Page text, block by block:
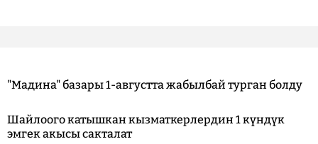
"Мадина" базары 1-августта жабылбай турган болду
Шайлоого катышкан кызматкерлердин 1 күндүк
эмгек акысы сакталат